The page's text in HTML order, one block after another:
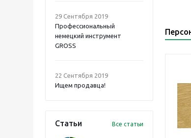
29 Сентября 2019
Профессиональный
немецкий инструмент
GROSS
22 Сентября 2019
Ищем продавца!
Статьи Все статьи